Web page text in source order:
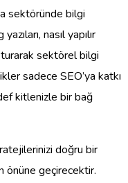
sektöründe bilgi
nasıl yapılır
sektörel bilgi
sadece SEO’ya katkı
kitlenizle bir bağ
doğru bir
önüne geçirecektir.